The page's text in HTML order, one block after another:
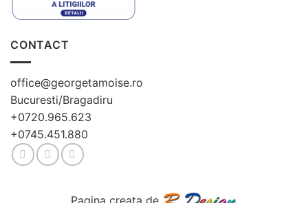
CONTACT
office@georgetamoise.ro
Bucuresti/Bragadiru
+0720.965.623
+0745.451.880